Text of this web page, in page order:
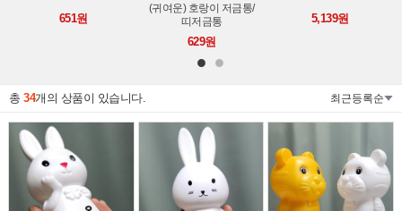
651원
(귀여운) 호랑이 저금통/
띠저금통
629원
5,139원
총 34개의 상품이 있습니다.